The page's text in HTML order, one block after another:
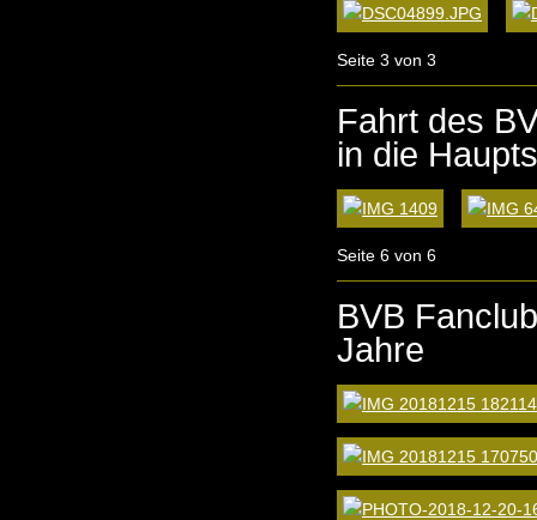
Seite 3 von 3
Fahrt des
in die
Seite 6 von 6
BVB
Jahre